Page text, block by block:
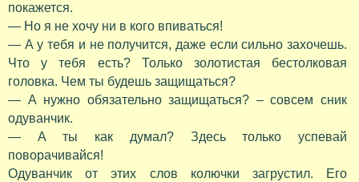
покажется.
— Но я не хочу ни в кого впиваться!
— А у тебя и не получится, даже если сильно захочешь.
Что у тебя есть? Только золотистая бестолковая
головка. Чем ты будешь защищаться?
— А нужно обязательно защищаться? – совсем сник
одуванчик.
— А ты как думал? Здесь только успевай
поворачивайся!
Одуванчик от этих слов колючки загрустил. Его